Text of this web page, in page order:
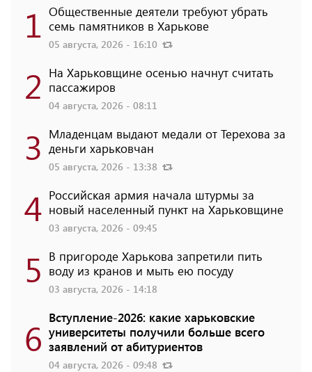
1 Общественные деятели требуют убрать
семь памятников в Харькове
05 августа, 2026 - 16:10
2 На Харьковщине осенью начнут считать
пассажиров
04 августа, 2026 - 08:11
3 Младенцам выдают медали от Терехова за
деньги харьковчан
05 августа, 2026 - 13:38
4 Российская армия начала штурмы за
новый населенный пункт на Харьковщине
03 августа, 2026 - 09:45
5 В пригороде Харькова запретили пить
воду из кранов и мыть ею посуду
03 августа, 2026 - 14:18
6 Вступление-2026: какие харьковские
университеты получили больше всего
заявлений от абитуриентов
04 августа, 2026 - 09:48